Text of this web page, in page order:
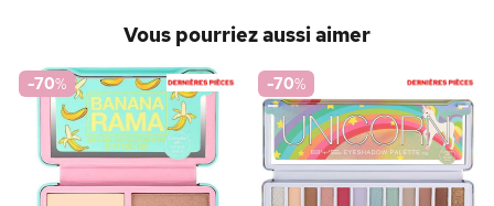
Vous pourriez aussi aimer
-70% -70%